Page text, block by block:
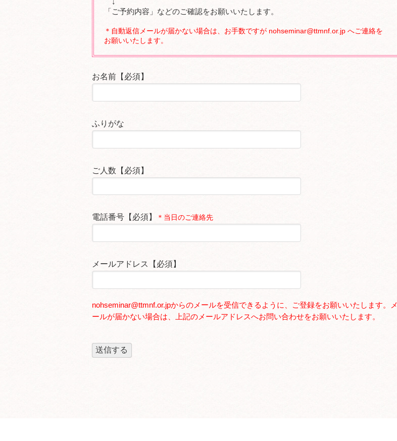
↓
「ご予約内容」などのご確認をお願いいたします。
＊自動返信メールが届かない場合は、お手数ですが nohseminar@ttmnf.or.jp へご連絡を
お願いいたします。
お名前【必須】
ふりがな
ご人数【必須】
電話番号【必須】 ＊当日のご連絡先
メールアドレス【必須】
nohseminar@ttmnf.or.jpからのメールを受信できるように、ご登録をお願いいたします。メ
ールが届かない場合は、上記のメールアドレスへお問い合わせをお願いいたします。